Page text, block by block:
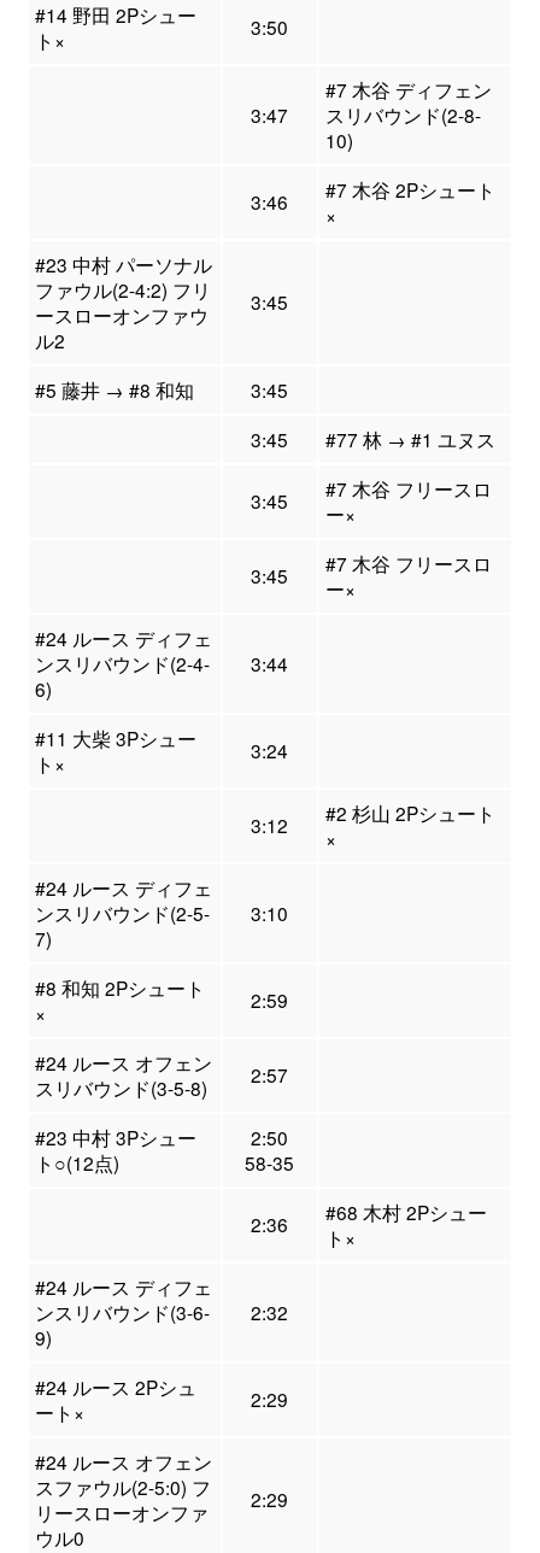
#14 野田 2Pシュー
ト×
3:50
3:47
#7 木谷 ディフェン
スリバウンド(2-8-
10)
3:46
#7 木谷 2Pシュート
×
#23 中村 パーソナル
ファウル(2-4:2) フリ
ースローオンファウ
ル2
3:45
#5 藤井 → #8 和知
3:45
3:45
#77 林 → #1 ユヌス
3:45
#7 木谷 フリースロ
ー×
3:45
#7 木谷 フリースロ
ー×
#24 ルース ディフェ
ンスリバウンド(2-4-
6)
3:44
#11 大柴 3Pシュー
ト×
3:24
3:12
#2 杉山 2Pシュート
×
#24 ルース ディフェ
ンスリバウンド(2-5-
7)
3:10
#8 和知 2Pシュート
×
2:59
#24 ルース オフェン
スリバウンド(3-5-8)
2:57
#23 中村 3Pシュー
ト○(12点)
2:50
58-35
2:36
#68 木村 2Pシュー
ト×
#24 ルース ディフェ
ンスリバウンド(3-6-
9)
2:32
#24 ルース 2Pシュ
ート×
2:29
#24 ルース オフェン
スファウル(2-5:0) フ
リースローオンファ
ウル0
2:29